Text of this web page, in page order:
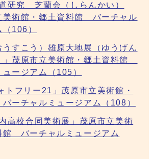
研究 芝蘭会（しらんかい）
美術館・郷土資料館 バーチャル
106）
うすこう）雄原大地展（ゆうげん
」茂原市立美術館・郷土資料館
ージアム（105）
トフリー21」茂原市立美術館・
ーチャルミュージアム（108）
高校合同美術展」茂原市立美術
館 バーチャルミュージアム